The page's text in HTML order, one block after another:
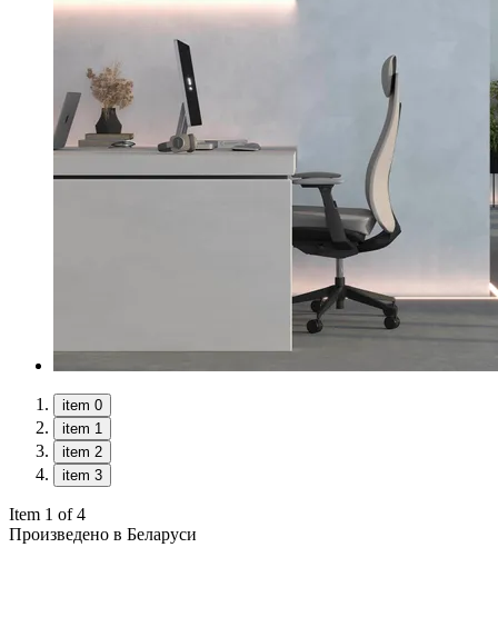
item 0
item 1
item 2
item 3
Item 1 of 4
Произведено в Беларуси